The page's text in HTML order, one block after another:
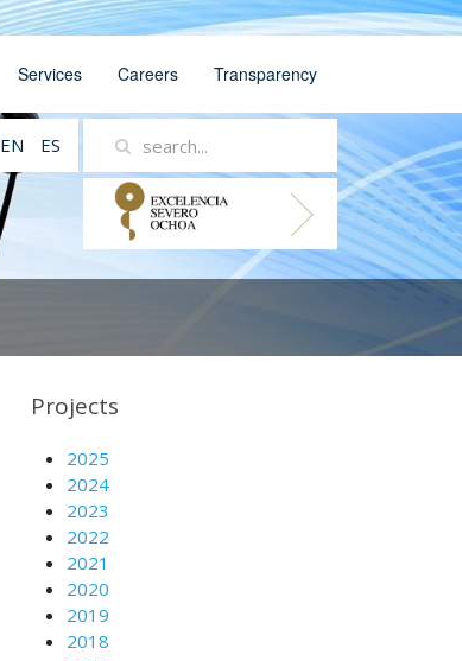
Services Careers Transparency
EN ES
Projects
2025
2024
2023
2022
2021
2020
2019
2018